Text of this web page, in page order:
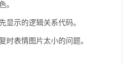
。
显示的逻辑关系代码。
时表情图片太小的问题。